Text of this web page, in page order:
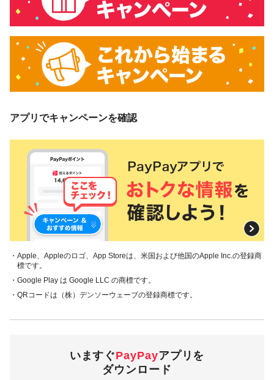
アプリでキャンペーンを確認
・Apple、Appleのロゴ、App Storeは、米国および他国のApple Inc.の登録商
標です。
・Google Play は Google LLC の商標です。
・QRコードは（株）デンソーウェーブの登録商標です。
いますぐPayPayアプリを
ダウンロード